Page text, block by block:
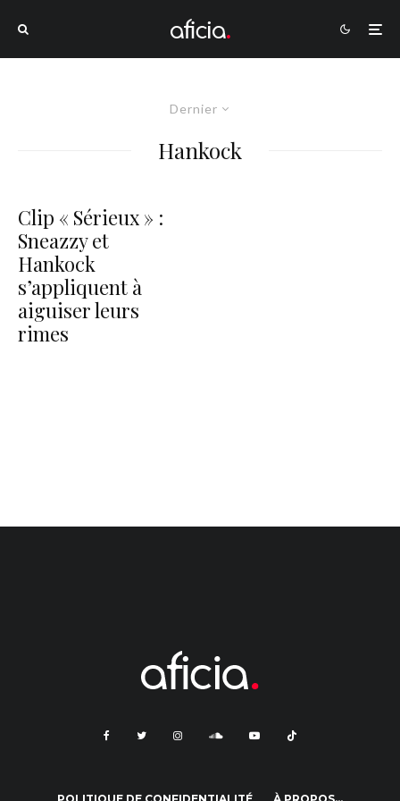
Dernier
Hankock
Clip « Sérieux » :
Sneazzy et
Hankock
s’appliquent à
aiguiser leurs
rimes